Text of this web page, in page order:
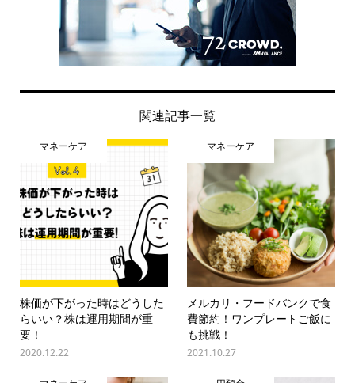
関連記事一覧
マネーケア
株価が下がった時はどうした
らいい？株は運用期間が重
要！
2020.12.22
マネーケア
メルカリ・フードバンクで食
費節約！ワンプレートご飯に
も挑戦！
2021.10.27